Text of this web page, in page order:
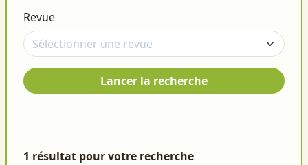
Revue
Lancer la recherche
1 résultat pour votre recherche